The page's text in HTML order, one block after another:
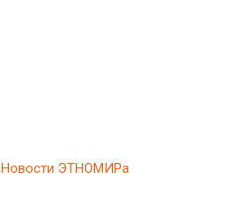
Новости ЭТНОМИРа